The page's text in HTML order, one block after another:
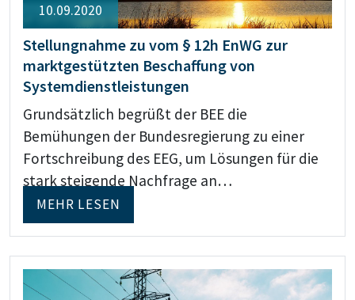
10.09.2020
Stellungnahme zu vom § 12h EnWG zur
marktgestützten Beschaffung von
Systemdienstleistungen
Grundsätzlich begrüßt der BEE die
Bemühungen der Bundesregierung zu einer
Fortschreibung des EEG, um Lösungen für die
stark steigende Nachfrage an…
MEHR LESEN